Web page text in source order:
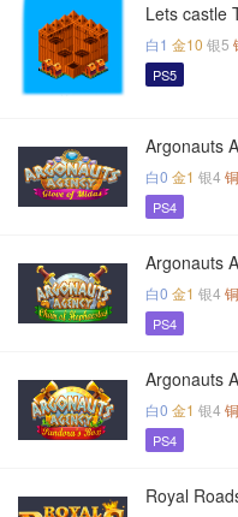
Lets castle
白1 金10 银5
PS5
Argonauts
白0 金1 银4
PS4
Argonauts
白0 金1 银4
PS4
Argonauts
白0 金1 银4
PS4
Royal